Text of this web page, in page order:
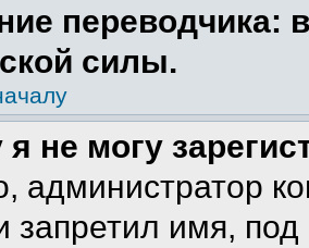
переводчика:
силы.
не могу
администратор
запретил имя,